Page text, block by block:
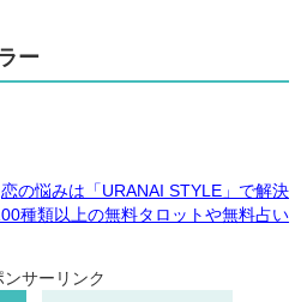
ー
恋の悩みは「URANAI STYLE」で解決
種類以上の無料タロットや無料占い
ンサーリンク